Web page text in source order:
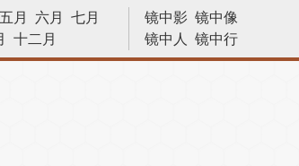
镜中影 镜中像
镜中人
镜中行
历史今天
五月 六月
七月
十二月